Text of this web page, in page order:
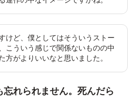
けど、僕としてはそういうストー
こういう感じで関係ないものの中
方がよりいいなと思いました。
忘れられません。死んだら